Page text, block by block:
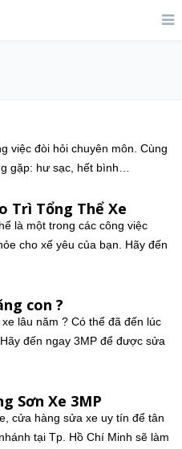
việc đòi hỏi chuyên môn. Cùng
gặp: hư sạc, hết bình…
Trì Tổng Thể Xe
là một trong các công việc
cho xế yêu của bạn. Hãy đến
con ?
lâu năm ? Có thể đã đến lúc
đến ngay 3MP để được sửa
Sơn Xe 3MP
cửa hàng sửa xe uy tín để tân
tại Tp. Hồ Chí Minh sẽ làm